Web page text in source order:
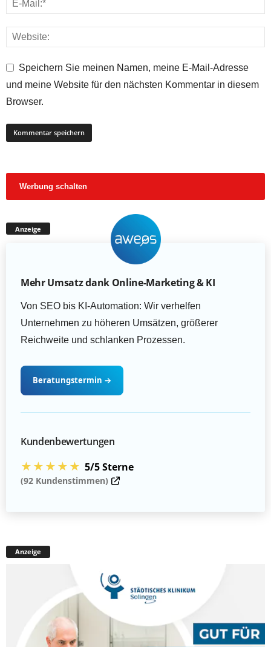
Speichern Sie meinen Namen, meine E-Mail-Adresse
und meine Website für den nächsten Kommentar in diesem
Browser.
Werbung schalten
Anzeige
Mehr Umsatz dank Online-Marketing & KI
Von SEO bis KI-Automation: Wir verhelfen
Unternehmen zu höheren Umsätzen, größerer
Reichweite und schlanken Prozessen.
Beratungstermin →
Kundenbewertungen
★★★★★ 5/5 Sterne
(92 Kundenstimmen)
Anzeige